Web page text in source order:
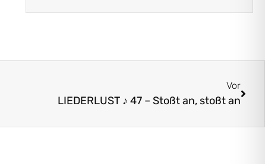
Vor
LIEDERLUST ♪ 47 – Stoßt an, stoßt an